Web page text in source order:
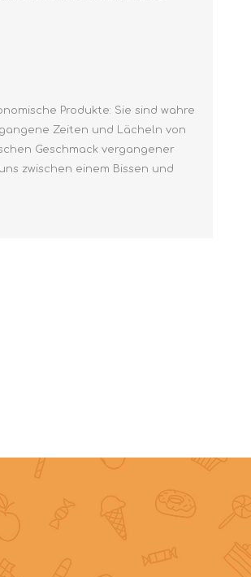
Produkte: Sie sind wahre
Zeiten und Lächeln von
Geschmack vergangener
zwischen einem Bissen und